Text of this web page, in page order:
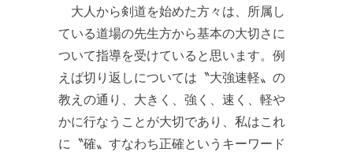
大人から剣道を始めた方々は、所属し
ている道場の先生方から基本の大切さに
ついて指導を受けていると思います。例
えば切り返しについては〝大強速軽〟の
教えの通り、大きく、強く、速く、軽や
かに行なうことが大切であり、私はこれ
に〝確〟すなわち正確というキーワード